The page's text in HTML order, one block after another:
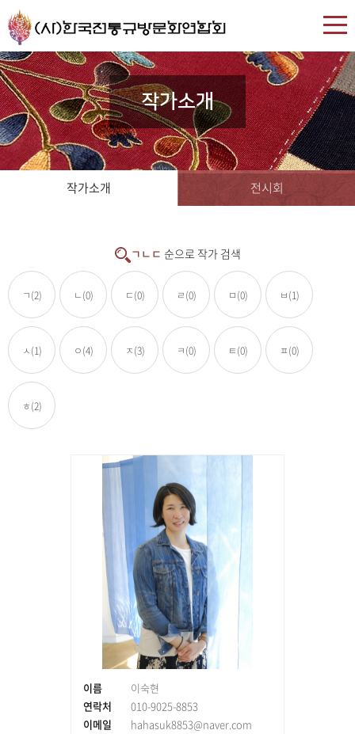
작가소개
작가소개 전시회
ㄱㄴㄷ 순으로 작가 검색
ㄱ(2) ㄴ(0) ㄷ(0) ㄹ(0) ㅁ(0) ㅂ(1)
ㅅ(1) ㅇ(4) ㅈ(3) ㅋ(0) ㅌ(0) ㅍ(0)
ㅎ(2)
이름
이숙현
연락처
010-9025-8853
이메일
hahasuk8853@naver.com